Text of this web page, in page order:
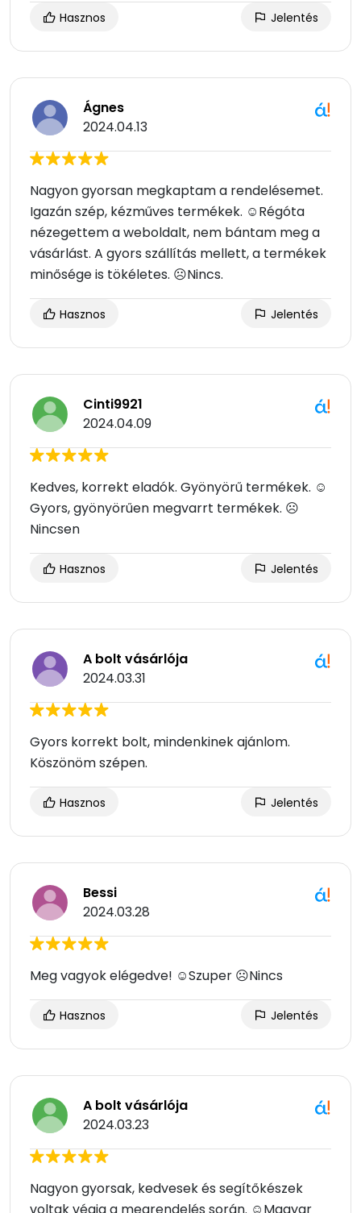
Hasznos Jelentés
Ágnes
2024.04.13
Nagyon gyorsan megkaptam a rendelésemet.
Igazán szép, kézműves termékek. ☺Régóta
nézegettem a weboldalt, nem bántam meg a
vásárlást. A gyors szállítás mellett, a termékek
minősége is tökéletes. ☹Nincs.
Hasznos Jelentés
Cinti9921
2024.04.09
Kedves, korrekt eladók. Gyönyörű termékek. ☺
Gyors, gyönyörűen megvarrt termékek. ☹
Nincsen
Hasznos Jelentés
A bolt vásárlója
2024.03.31
Gyors korrekt bolt, mindenkinek ajánlom.
Köszönöm szépen.
Hasznos Jelentés
Bessi
2024.03.28
Meg vagyok elégedve! ☺Szuper ☹Nincs
Hasznos Jelentés
A bolt vásárlója
2024.03.23
Nagyon gyorsak, kedvesek és segítőkészek